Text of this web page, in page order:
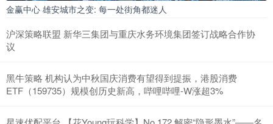
金赢中心 雄安城市之变: 每一处街角都迷人
沪深策略联盟 新华三集团与重庆水务环境集团签订战略合作协
议
黑牛策略 机构认为中秋国庆消费有望得到提振，港股消费
ETF（159735）规模创历史新高，哔哩哔哩-W涨超3%